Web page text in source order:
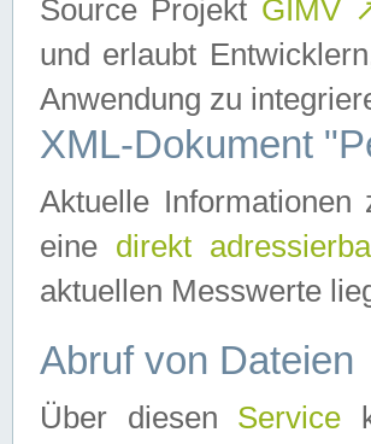
Source Projekt GIMV
und erlaubt
Anwendung zu
XML-Dokument
Aktuelle
eine direkt
aktuellen Messwerte
Abruf von Dateien
Über diesen Service